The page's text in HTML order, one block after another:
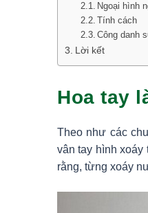
Ngoại hình
Tính cách
Công danh
Lời kết
Hoa tay
Theo như các
vân tay hình xoáy
rằng, từng xoáy